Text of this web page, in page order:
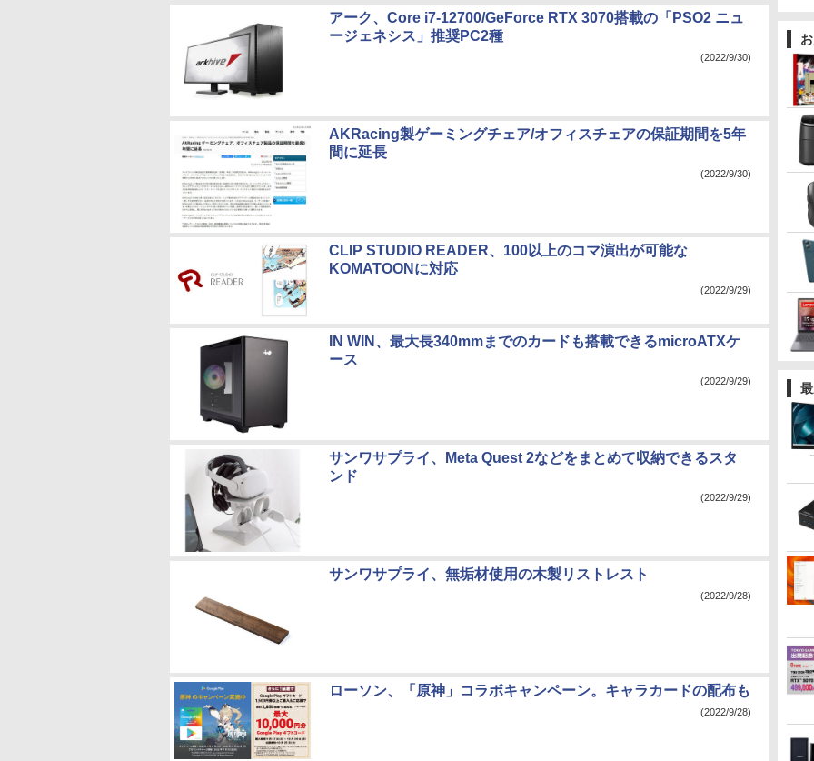
アーク、Core i7-12700/GeForce RTX 3070搭載の「PSO2 ニュ
ージェネシス」推奨PC2種
(2022/9/30)
AKRacing製ゲーミングチェア/オフィスチェアの保証期間を5年
間に延長
(2022/9/30)
CLIP STUDIO READER、100以上のコマ演出が可能な
KOMATOONに対応
(2022/9/29)
IN WIN、最大長340mmまでのカードも搭載できるmicroATXケ
ース
(2022/9/29)
サンワサプライ、Meta Quest 2などをまとめて収納できるスタ
ンド
(2022/9/29)
サンワサプライ、無垢材使用の木製リストレスト
(2022/9/28)
ローソン、「原神」コラボキャンペーン。キャラカードの配布も
(2022/9/28)